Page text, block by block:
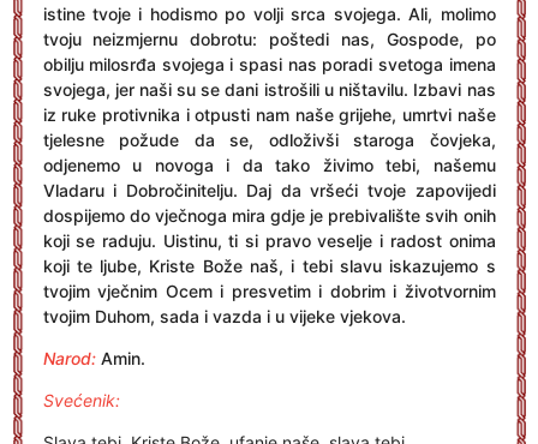
istine tvoje i hodismo po volji srca svojega. Ali, molimo
tvoju neizmjernu dobrotu: poštedi nas, Gospode, po
obilju milosrđa svojega i spasi nas poradi svetoga imena
svojega, jer naši su se dani istrošili u ništavilu. Izbavi nas
iz ruke protivnika i otpusti nam naše grijehe, umrtvi naše
tjelesne požude da se, odloživši staroga čovjeka,
odjenemo u novoga i da tako živimo tebi, našemu
Vladaru i Dobročinitelju. Daj da vršeći tvoje zapovijedi
dospijemo do vječnoga mira gdje je prebivalište svih onih
koji se raduju. Uistinu, ti si pravo veselje i radost onima
koji te ljube, Kriste Bože naš, i tebi slavu iskazujemo s
tvojim vječnim Ocem i presvetim i dobrim i životvornim
tvojim Duhom, sada i vazda i u vijeke vjekova.
Narod: Amin.
Svećenik: